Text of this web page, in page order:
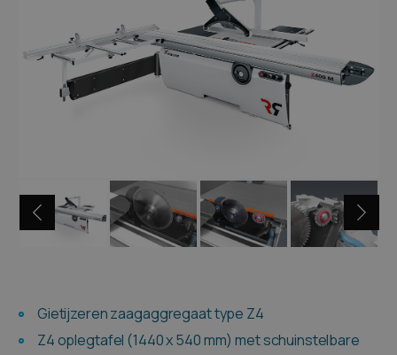
Gietijzeren zaagaggregaat type Z4
Z4 oplegtafel (1440 x 540 mm) met schuinstelbare